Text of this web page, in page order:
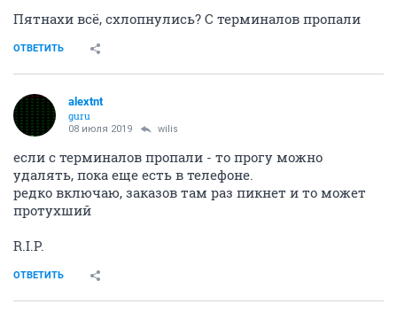
Пятнахи всё, схлопнулись? С терминалов пропали
ОТВЕТИТЬ
alextnt
guru
08 июля 2019 wilis
если с терминалов пропали - то прогу можно
удалять, пока еще есть в телефоне.
редко включаю, заказов там раз пикнет и то может
протухший
R.I.P.
ОТВЕТИТЬ